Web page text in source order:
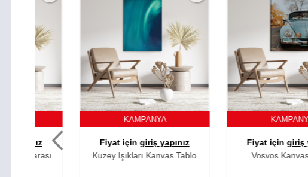
KAMPANYA
Fiyat içingiriş yapınız
Kuzey Işıkları Kanvas Tablo
KAMPANYA
Fiyat içingiriş yapınız
Vosvos Kanvas Tablo